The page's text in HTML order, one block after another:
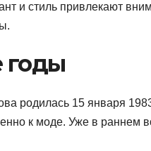
и стиль привлекают
годы
родилась 15 января
к моде. Уже в раннем